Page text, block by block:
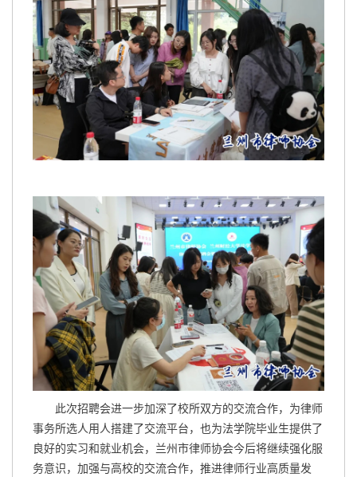
此次招聘会进一步加深了校所双方的交流合作，为律师
事务所选人用人搭建了交流平台，也为法学院毕业生提供了
良好的实习和就业机会，兰州市律师协会今后将继续强化服
务意识，加强与高校的交流合作，推进律师行业高质量发